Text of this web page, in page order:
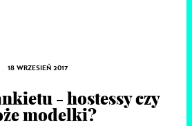
18 WRZESIEŃ 2017
- hostessy czy
modelki?